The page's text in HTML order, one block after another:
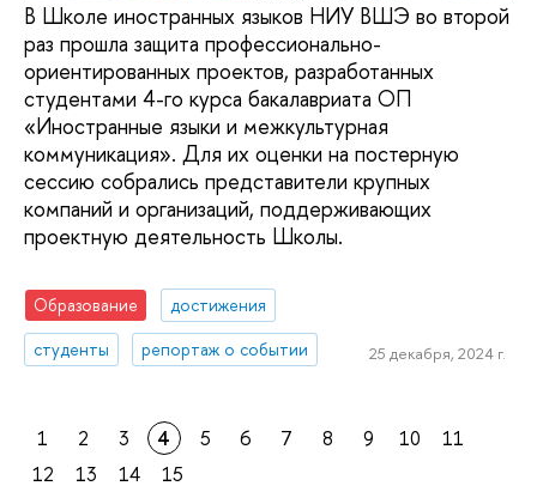
В Школе иностранных языков НИУ ВШЭ во второй
раз прошла защита профессионально-
ориентированных проектов, разработанных
студентами 4-го курса бакалавриата ОП
«Иностранные языки и межкультурная
коммуникация». Для их оценки на постерную
сессию собрались представители крупных
компаний и организаций, поддерживающих
проектную деятельность Школы.
Образование
достижения
студенты
репортаж о событии 25 декабря, 2024 г.
1 2 3 4 5 6 7 8 9 10
11
12
13 14 15